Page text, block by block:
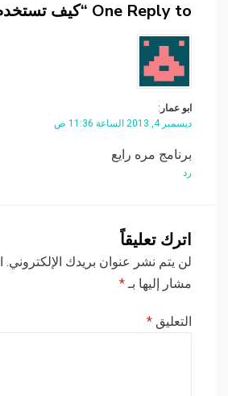
One Reply to “كيف تستخدم Dropbox”
ابو عمار :
ديسمبر 4, 2013 الساعة 11:36 ص
برنامج مره رايع
رد
اترك تعليقاً
لن يتم نشر عنوان بريدك الإلكتروني.
مشار إليها بـ*
التعليق *